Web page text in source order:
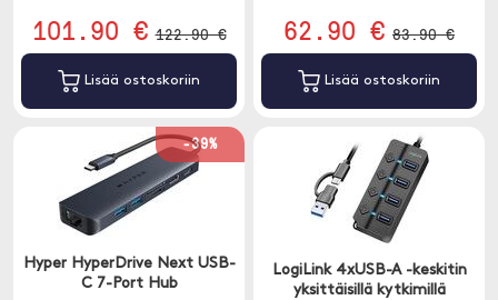
101.90 € 122.90 €
Lisää ostoskoriin
62.90 € 83.90 €
Lisää ostoskoriin
-39%
Hyper HyperDrive Next USB-
C 7-Port Hub
LogiLink 4xUSB-A -keskitin
yksittäisillä kytkimillä